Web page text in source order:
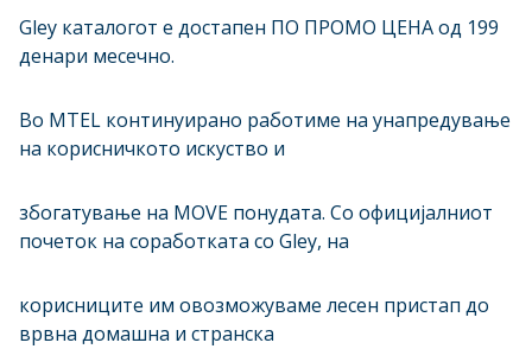
Gley каталогот е достапен ПО ПРОМО ЦЕНА од 199
денари месечно.
Во MTEL континуирано работиме на унапредување
на корисничкото искуство и
збогатување на MOVE понудата. Со официјалниот
почеток на соработката со Gley, на
корисниците им овозможуваме лесен пристап до
врвна домашна и странска